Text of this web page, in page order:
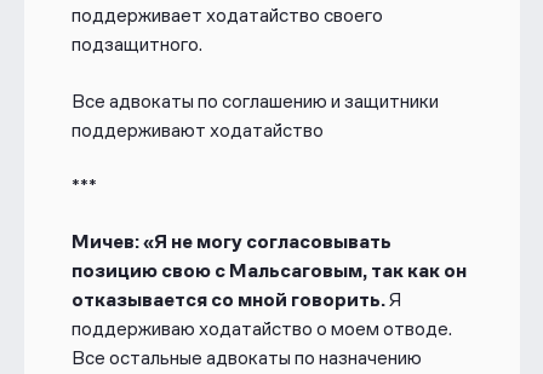
поддерживает ходатайство своего
подзащитного.
Все адвокаты по соглашению и защитники
поддерживают ходатайство
***
Мичев: «Я не могу согласовывать
позицию свою с Мальсаговым, так как он
отказывается со мной говорить.Я
поддерживаю ходатайство о моем отводе.
Все остальные адвокаты по назначению